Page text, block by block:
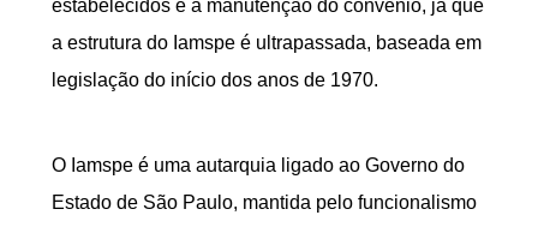
estabelecidos e a manutenção do convênio, já que
a estrutura do Iamspe é ultrapassada, baseada em
legislação do início dos anos de 1970.
O Iamspe é uma autarquia ligado ao Governo do
Estado de São Paulo, mantida pelo funcionalismo